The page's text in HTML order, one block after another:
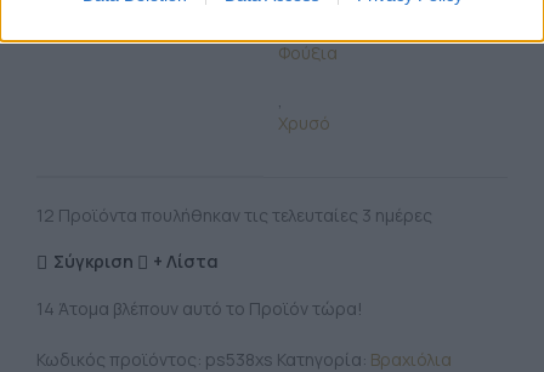
Φούξια
Χρυσό
12 Προϊόντα πουλήθηκαν τις τελευταίες 3 ημέρες
Σύγκριση + Λίστα
14 Άτομα βλέπουν αυτό το Προϊόν τώρα!
Κωδικός προϊόντος: ps538xs Κατηγορία: Βραχιόλια